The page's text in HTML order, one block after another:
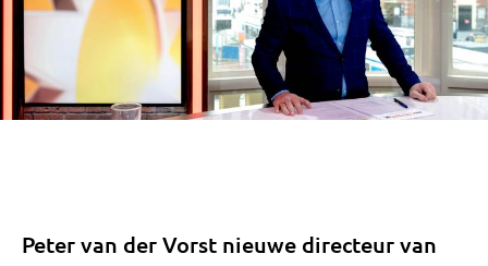
Peter van der Vorst nieuwe directeur van